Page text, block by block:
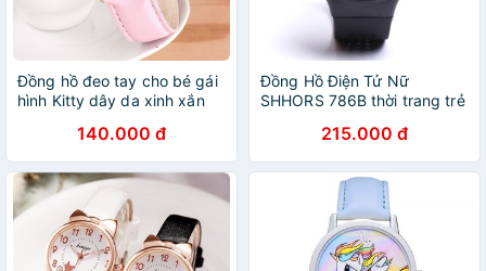
Đồng hồ đeo tay cho bé gái
hình Kitty dây da xinh xắn
140.000 đ
Đồng Hồ Điện Tử Nữ
SHHORS 786B thời trang trẻ
215.000 đ